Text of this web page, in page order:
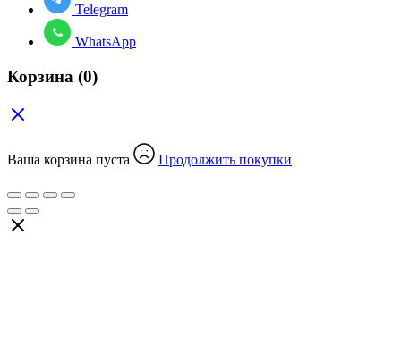
Telegram
WhatsApp
Корзина (0)
Ваша корзина пуста Продолжить покупки